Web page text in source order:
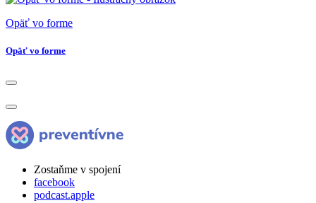
Opäť vo forme
Opäť vo forme
Zostaňme v spojení
facebook
podcast.apple